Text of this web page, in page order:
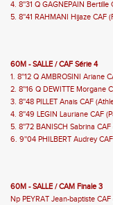
4. 8''31 Q GAGNEPAIN
5. 8''41 RAHMANI Hijaze CAF
60M - SALLE / CAF Série 4
1. 8''12 Q AMBROSINI Ariane
2. 8''16 Q DEWITTE Morgane
3. 8''48 PILLET Anais CAF
4. 8''49 LEGIN Lauriane CAF
5. 8''72 BANISCH Sabrina
6. 9''04 PHILBERT Audrey
60M - SALLE / CAM Finale 3
Np PEYRAT Jean-baptiste